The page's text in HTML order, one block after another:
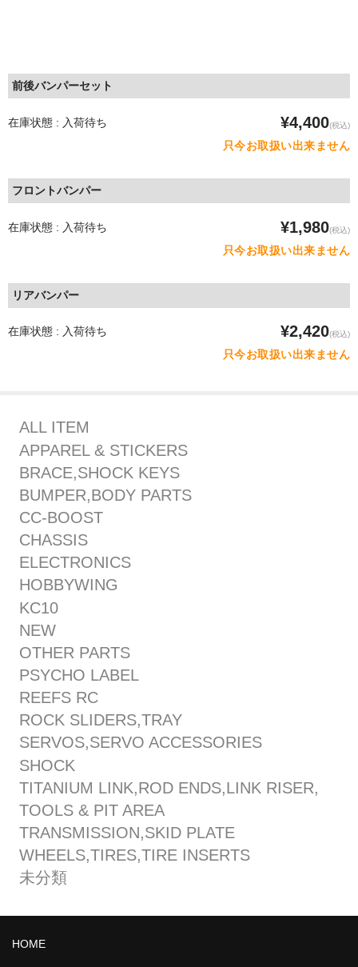
前後バンパーセット
在庫状態 : 入荷待ち ¥4,400(税込)
只今お取扱い出来ません
フロントバンパー
在庫状態 : 入荷待ち ¥1,980(税込)
只今お取扱い出来ません
リアバンパー
在庫状態 : 入荷待ち ¥2,420(税込)
只今お取扱い出来ません
ALL ITEM
APPAREL & STICKERS
BRACE,SHOCK KEYS
BUMPER,BODY PARTS
CC-BOOST
CHASSIS
ELECTRONICS
HOBBYWING
KC10
NEW
OTHER PARTS
PSYCHO LABEL
REEFS RC
ROCK SLIDERS,TRAY
SERVOS,SERVO ACCESSORIES
SHOCK
TITANIUM LINK,ROD ENDS,LINK RISER,
TOOLS & PIT AREA
TRANSMISSION,SKID PLATE
WHEELS,TIRES,TIRE INSERTS
未分類
HOME